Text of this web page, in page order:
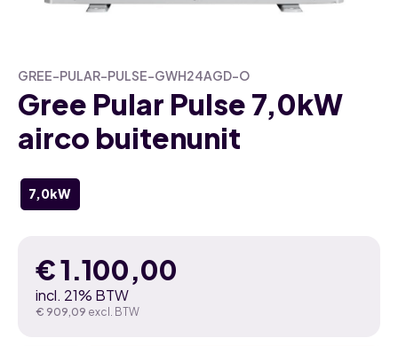
GREE-PULAR-PULSE-GWH24AGD-O
Gree Pular Pulse 7,0kW
airco buitenunit
7,0kW
€1.100,00
incl. 21% BTW
€ 909,09 excl. BTW